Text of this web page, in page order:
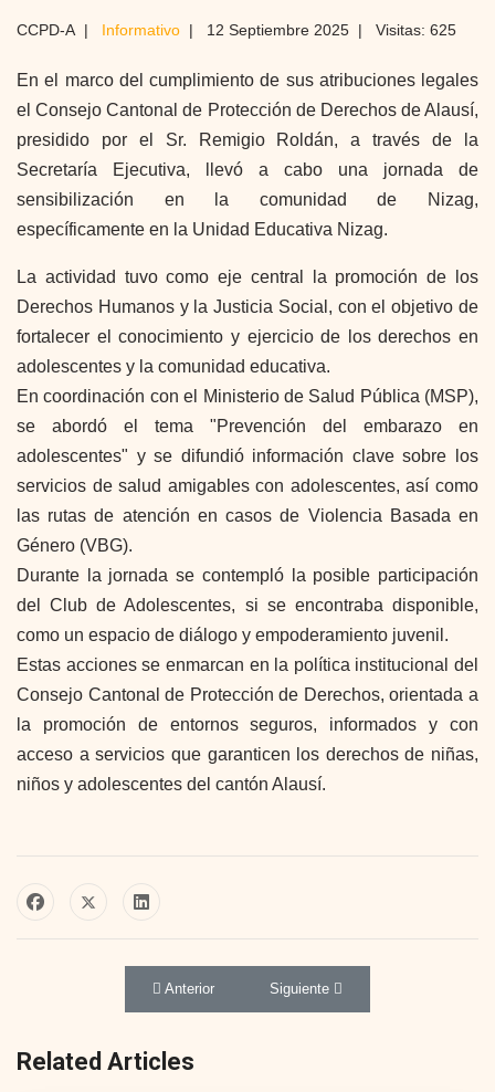
CCPD-A Informativo 12 Septiembre 2025 Visitas: 625
En el marco del cumplimiento de sus atribuciones legales
el Consejo Cantonal de Protección de Derechos de Alausí,
presidido por el Sr. Remigio Roldán, a través de la
Secretaría Ejecutiva, llevó a cabo una jornada de
sensibilización en la comunidad de Nizag,
específicamente en la Unidad Educativa Nizag.
La actividad tuvo como eje central la promoción de los
Derechos Humanos y la Justicia Social, con el objetivo de
fortalecer el conocimiento y ejercicio de los derechos en
adolescentes y la comunidad educativa.
En coordinación con el Ministerio de Salud Pública (MSP),
se abordó el tema "Prevención del embarazo en
adolescentes" y se difundió información clave sobre los
servicios de salud amigables con adolescentes, así como
las rutas de atención en casos de Violencia Basada en
Género (VBG).
Durante la jornada se contempló la posible participación
del Club de Adolescentes, si se encontraba disponible,
como un espacio de diálogo y empoderamiento juvenil.
Estas acciones se enmarcan en la política institucional del
Consejo Cantonal de Protección de Derechos, orientada a
la promoción de entornos seguros, informados y con
acceso a servicios que garanticen los derechos de niñas,
niños y adolescentes del cantón Alausí.
Artículo anterior: El Consejo Cantonal de
Anterior Artículo siguiente: El Consejo
Siguiente
Related Articles